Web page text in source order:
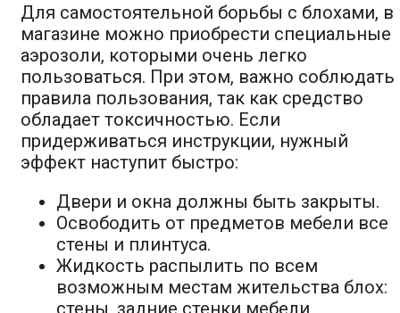
Для самостоятельной борьбы с блохами, в
магазине можно приобрести специальные
аэрозоли, которыми очень легко
пользоваться. При этом, важно соблюдать
правила пользования, так как средство
обладает токсичностью. Если
придерживаться инструкции, нужный
эффект наступит быстро:
Двери и окна должны быть закрыты.
Освободить от предметов мебели все
стены и плинтуса.
Жидкость распылить по всем
возможным местам жительства блох:
стены, задние стенки мебели,